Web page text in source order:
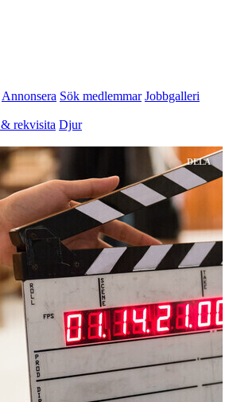
Annonsera Sök medlemmar Jobbgalleri
rekvisita Djur
DELA